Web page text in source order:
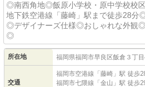
◎南西角地◎飯原小学校・原中学校校
地下鉄空港線「藤崎」駅まで徒歩28分
◎デザイナーズ仕様◎おしゃれな外観
◎
所在地 福岡県福岡市早良区飯倉 ３丁
交通
福岡市空港線 「 藤崎 」駅 徒歩
福岡市七隈線 「 金山 」駅 徒歩